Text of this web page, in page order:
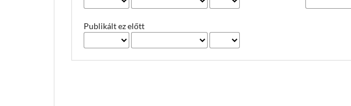
Publikált ez előtt